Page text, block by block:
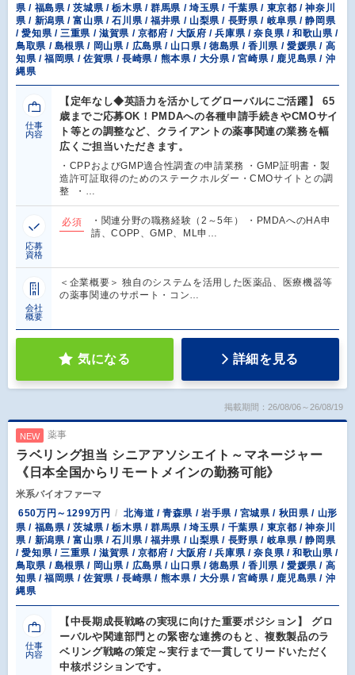
県 / 福島県 / 茨城県 / 栃木県 / 群馬県 / 埼玉県 / 千葉県 / 東京都 / 神奈川
県 / 新潟県 / 富山県 / 石川県 / 福井県 / 山梨県 / 長野県 / 岐阜県 / 静岡県
/ 愛知県 / 三重県 / 滋賀県 / 京都府 / 大阪府 / 兵庫県 / 奈良県 / 和歌山県 /
鳥取県 / 島根県 / 岡山県 / 広島県 / 山口県 / 徳島県 / 香川県 / 愛媛県 / 高
知県 / 福岡県 / 佐賀県 / 長崎県 / 熊本県 / 大分県 / 宮崎県 / 鹿児島県 / 沖
縄県
仕事
内容
【定年なし◆英語力を活かしてグローバルにご活躍】 65
歳までご応募OK！PMDAへの各種申請手続きやCMOサイ
ト等との調整など、クライアントの薬事関連の業務を幅
広くご担当いただきます。
・CPPおよびGMP適合性調査の申請業務 ・GMP証明書・製
造許可証取得のためのステークホルダー・CMOサイトとの調
整 ・…
応募
資格
必須
・関連分野の職務経験（2～5年） ・PMDAへのHA申
請、COPP、GMP、ML申…
会社
概要
＜企業概要＞ 独自のシステムを活用した医薬品、医療機器等
の薬事関連のサポート・コン…
気になる 詳細を見る
掲載期間：26/08/06～26/08/19
NEW 薬事
ラベリング担当 シニアアソシエイト～マネージャー
《日本全国からリモートメインの勤務可能》
米系バイオファーマ
650万円～1299万円
北海道 / 青森県 / 岩手県 / 宮城県 / 秋田県 / 山形
県 / 福島県 / 茨城県 / 栃木県 / 群馬県 / 埼玉県 / 千葉県 / 東京都 / 神奈川
県 / 新潟県 / 富山県 / 石川県 / 福井県 / 山梨県 / 長野県 / 岐阜県 / 静岡県
/ 愛知県 / 三重県 / 滋賀県 / 京都府 / 大阪府 / 兵庫県 / 奈良県 / 和歌山県 /
鳥取県 / 島根県 / 岡山県 / 広島県 / 山口県 / 徳島県 / 香川県 / 愛媛県 / 高
知県 / 福岡県 / 佐賀県 / 長崎県 / 熊本県 / 大分県 / 宮崎県 / 鹿児島県 / 沖
縄県
仕事
内容
【中長期成長戦略の実現に向けた重要ポジション】 グロ
ーバルや関連部門との緊密な連携のもと、複数製品のラ
ベリング戦略の策定～実行まで一貫してリードいただく
中核ポジションです。